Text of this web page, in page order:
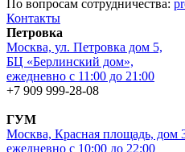
По вопросам сотрудничества:
Контакты
Петровка
Москва, ул. Петровка дом 5,
БЦ «Берлинский дом»,
ежедневно с 11:00 до 21:00
+7 909 999-28-08
ГУМ
Москва, Красная площадь, дом
ежедневно с 10:00 до 22:00